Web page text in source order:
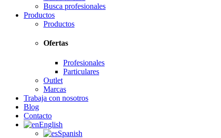
Busca profesionales
Productos
Productos
Ofertas
Profesionales
Particulares
Outlet
Marcas
Trabaja con nosotros
Blog
Contacto
English
Spanish